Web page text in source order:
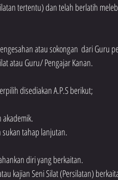
tertentu) dan telah berlatih
atau sokongan  dari Guru
atau Guru/ Pengajar Kanan.
disediakan A.P.S berikut;
akademik.
tahap lanjutan.
diri yang berkaitan.
kajian Seni Silat (Persilatan)